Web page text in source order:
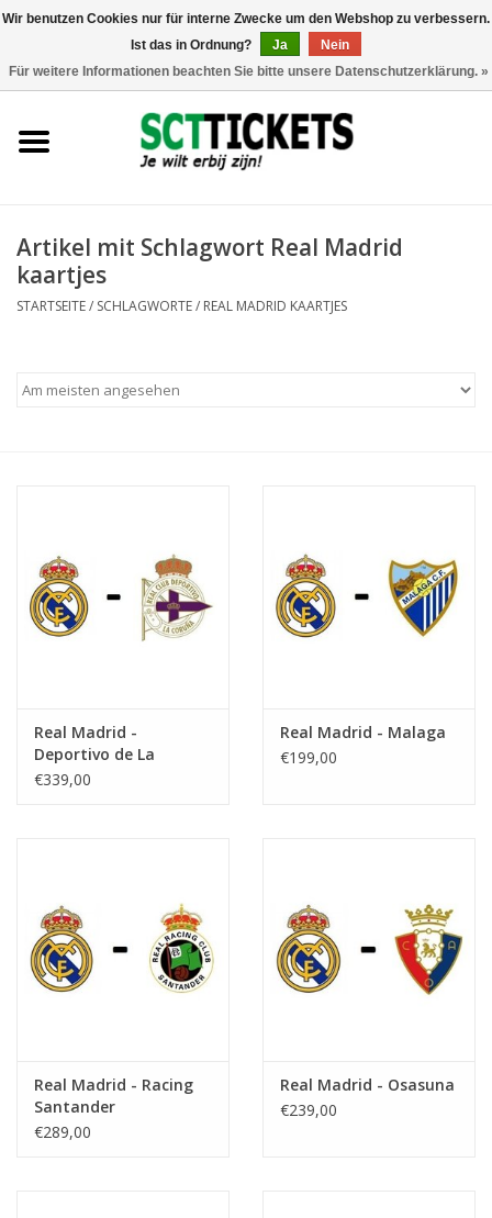
Artikel mit Schlagwort Real Madrid
kaartjes
STARTSEITE/ SCHLAGWORTE/ REAL MADRID KAARTJES
Real Madrid -
Deportivo de La
Coruna
€339,00
Real Madrid - Malaga
€199,00
Real Madrid - Racing
Santander
€289,00
Real Madrid - Osasuna
€239,00
Wir benutzen Cookies nur für interne Zwecke um den Webshop zu verbessern.
Ist das in Ordnung?
Ja
Nein
Für weitere Informationen beachten Sie bitte unsere Datenschutzerklärung. »